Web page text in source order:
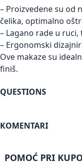
– Proizvedene su od
čelika, optimalno
– Lagano rade u
– Ergonomski
Ove makaze su
finiš.
QUESTIONS
KOMENTARI
POMOĆ PRI